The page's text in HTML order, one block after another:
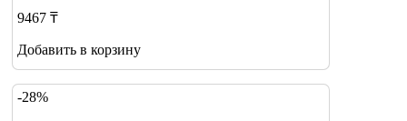
9467 ₸
Добавить в корзину
-28%